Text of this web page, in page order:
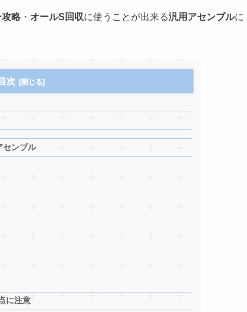
略 ・ オールS回収に使うことが出来る汎用アセンブルに
目次
センブル
に注意